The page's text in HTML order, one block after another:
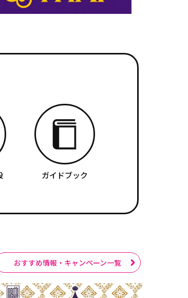
ガイドブック
おすすめ情報・キャンペーン一覧